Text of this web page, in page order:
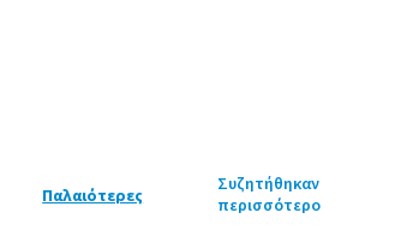
Παλαιότερες
Συζητήθηκαν
περισσότερο